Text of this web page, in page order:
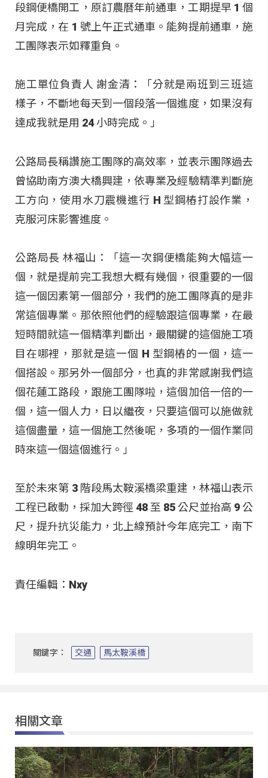
段鋼便橋開工，原訂農曆年前通車，工期提早 1 個
月完成，在 1 號上午正式通車。能夠提前通車，施
工團隊表示如釋重負。
施工單位負責人 謝金清：「分就是兩班到三班這
樣子，不斷地每天到一個段落一個進度，如果沒有
達成我就是用 24 小時完成。」
公路局長稱讚施工團隊的高效率，並表示團隊過去
曾協助南方澳大橋興建，依專業及經驗精準判斷施
工方向，使用水刀震機進行 H 型鋼樁打設作業，
克服河床影響進度。
公路局長 林福山：「這一次鋼便橋能夠大幅這一
個，就是提前完工我想大概有幾個，很重要的一個
這一個因素第一個部分，我們的施工團隊真的是非
常這個專業。那依照他們的經驗跟這個專業，在最
短時間就這一個精準判斷出，最關鍵的這個施工項
目在哪裡，那就是這一個 H 型鋼樁的一個，這一
個搭設。那另外一個部分，也真的非常感謝我們這
個花蓮工路段，跟施工團隊啦，這個加倍一倍的一
個，這一個人力，日以繼夜，只要這個可以施做就
這個盡量，這一個施工然後呢，多項的一個作業同
時來這一個這個進行。」
至於未來第 3 階段馬太鞍溪橋梁重建，林福山表示
工程已啟動，採加大跨徑 48 至 85 公尺並抬高 9 公
尺，提升抗災能力，北上線預計今年底完工，南下
線明年完工。
責任編輯：Nxy
關鍵字： 交通 馬太鞍溪橋
相關文章